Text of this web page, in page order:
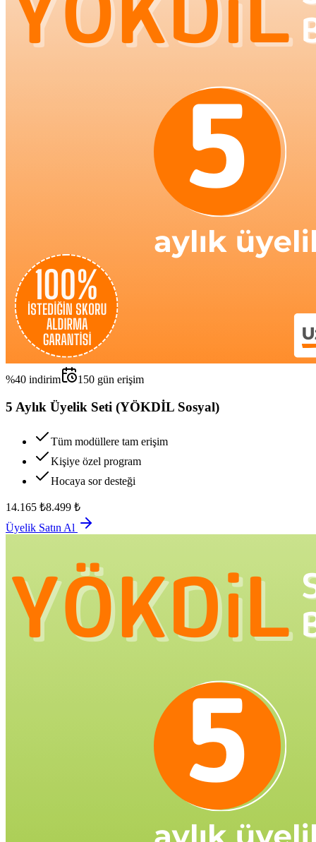
%40 indirim 150 gün erişim
5 Aylık Üyelik Seti (YÖKDİL Sosyal)
Tüm modüllere tam erişim
Kişiye özel program
Hocaya sor desteği
14.165 ₺8.499 ₺
Üyelik Satın Al